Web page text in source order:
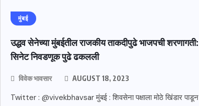
मुंबई
उद्धव सेनेच्या मुंबईतील राजकीय ताकदीपुढे भाजपची शरणागती:
सिनेट निवडणूक पुढे ढकलली
विवेक भावसार AUGUST 18, 2023
Twitter : @vivekbhavsar मुंबई : शिवसेना पक्षाला मोठे खिंडार पाडून